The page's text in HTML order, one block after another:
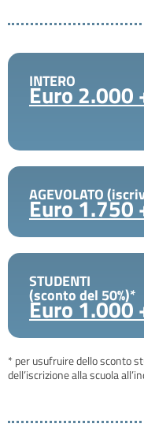
INTERO
Euro 2.000
AGEVOLATO
Euro 1.750
STUDENTI
(sconto del 50%)*
Euro 1.000
* per usufruire dello sconto
dell’iscrizione alla scuola